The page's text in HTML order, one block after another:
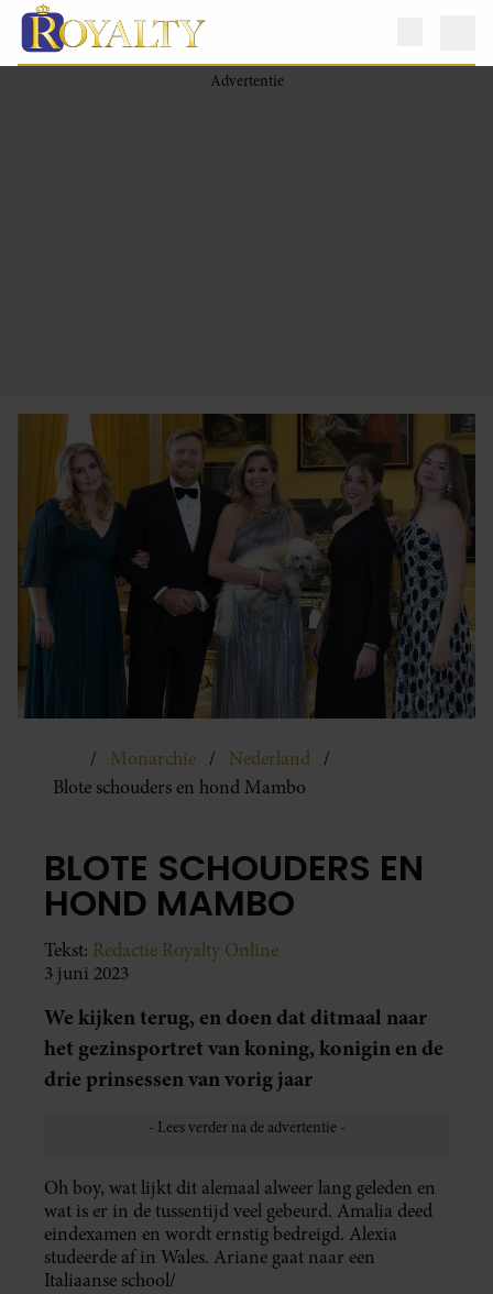
Monarchie
Nederland
Blote schouders en hond Mambo
BLOTE SCHOUDERS EN
HOND MAMBO
Tekst: Redactie Royalty Online
3 juni 2023
We kijken terug, en doen dat ditmaal naar
het gezinsportret van koning, konigin en de
drie prinsessen van vorig jaar
Oh boy, wat lijkt dit alemaal alweer lang geleden en
wat is er in de tussentijd veel gebeurd. Amalia deed
eindexamen en wordt ernstig bedreigd. Alexia
studeerde af in Wales. Ariane gaat naar een
Italiaanse school/